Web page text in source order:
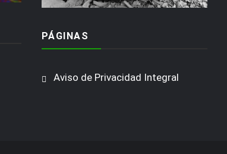
PÁGINAS
Aviso de Privacidad Integral